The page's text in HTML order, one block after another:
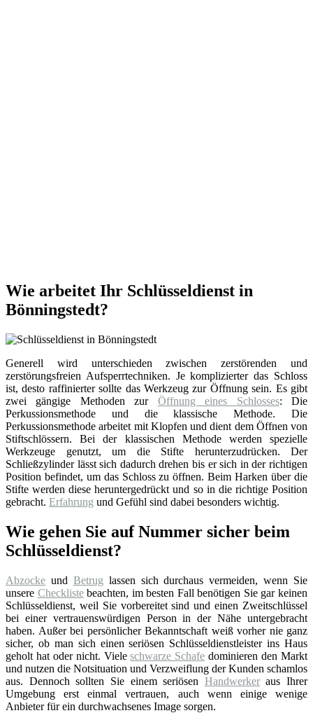
Wie arbeitet Ihr Schlüsseldienst in
Bönningstedt?
Generell wird unterschieden zwischen zerstörenden und
zerstörungsfreien Aufsperrtechniken. Je komplizierter das Schloss
ist, desto raffinierter sollte das Werkzeug zur Öffnung sein. Es gibt
zwei gängige Methoden zur Öffnung eines Schlosses: Die
Perkussionsmethode und die klassische Methode. Die
Perkussionsmethode arbeitet mit Klopfen und dient dem Öffnen von
Stiftschlössern. Bei der klassischen Methode werden spezielle
Werkzeuge genutzt, um die Stifte herunterzudrücken. Der
Schließzylinder lässt sich dadurch drehen bis er sich in der richtigen
Position befindet, um das Schloss zu öffnen. Beim Harken über die
Stifte werden diese heruntergedrückt und so in die richtige Position
gebracht. Erfahrung und Gefühl sind dabei besonders wichtig.
Wie gehen Sie auf Nummer sicher beim
Schlüsseldienst?
Abzocke und Betrug lassen sich durchaus vermeiden, wenn Sie
unsere Checklistebeachten, im besten Fall benötigen Sie gar keinen
Schlüsseldienst, weil Sie vorbereitet sind und einen Zweitschlüssel
bei einer vertrauenswürdigen Person in der Nähe untergebracht
haben. Außer bei persönlicher Bekanntschaft weiß vorher nie ganz
sicher, ob man sich einen seriösen Schlüsseldienstleister ins Haus
geholt hat oder nicht. Vieleschwarze Schafe dominieren den Markt
und nutzen die Notsituation und Verzweiflung der Kunden schamlos
aus. Dennoch sollten Sie einem seriösen Handwerkeraus Ihrer
Umgebung erst einmal vertrauen, auch wenn einige wenige
Anbieter für ein durchwachsenes Image sorgen.